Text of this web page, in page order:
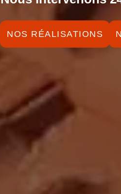
NOS RÉALISATIONS